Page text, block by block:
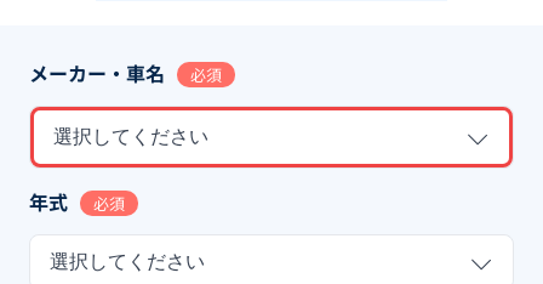
メーカー・車名 必須
選択してください
年式 必須
選択してください